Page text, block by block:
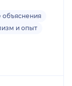
здоровья
и
помощь.
объяснения
и опыт